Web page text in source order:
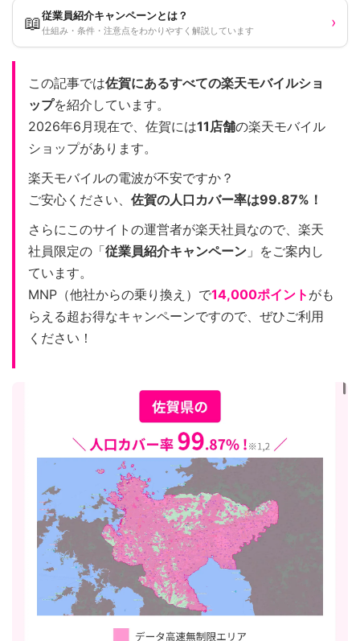
📖従業員紹介キャンペーンとは？
仕組み・条件・注意点をわかりやすく解説しています ›
この記事では佐賀にあるすべての楽天モバイルショ
ップを紹介しています。
2026年6月現在で、佐賀には11店舗の楽天モバイル
ショップがあります。
楽天モバイルの電波が不安ですか？
ご安心ください、 佐賀の人口カバー率は99.87%！
さらにこのサイトの運営者が楽天社員なので、楽天
社員限定の「従業員紹介キャンペーン 」をご案内し
ています。
MNP（他社からの乗り換え）で14,000ポイント がも
らえる超お得なキャンペーンですので、ぜひご利用
ください！